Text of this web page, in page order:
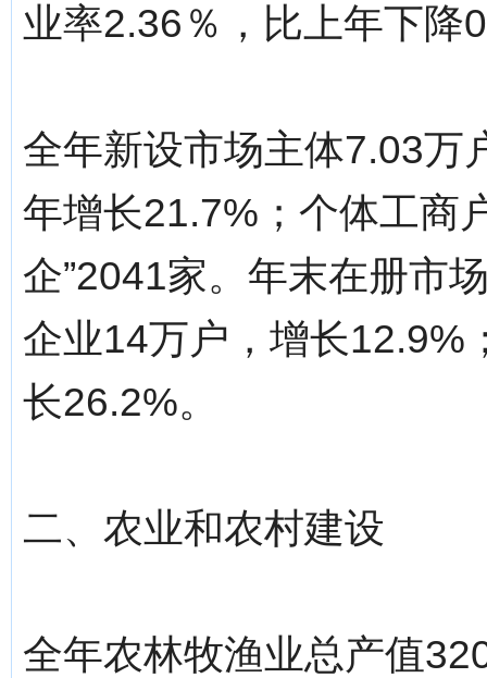
业率2.36％，比上年下降
全年新设市场主体7.03万
年增长21.7%；个体工商
企”2041家。年末在册市
企业14万户，增长12.9%
长26.2%。
二、农业和农村建设
全年农林牧渔业总产值